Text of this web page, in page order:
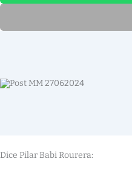
Dice Pilar Babi Rourera: